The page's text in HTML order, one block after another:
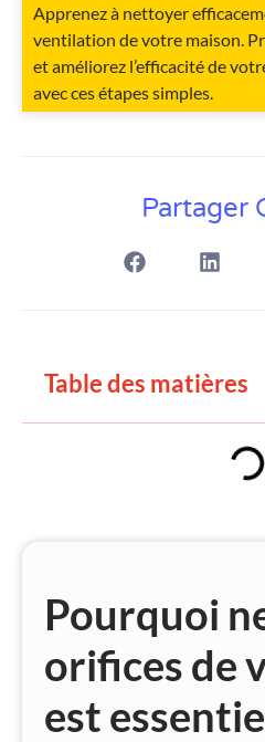
Apprenez à nettoyer
ventilation de votre maison.
et améliorez l’efficacité de
avec ces étapes simples.
Partager
Table des matières
Pourquoi
orifices de
est